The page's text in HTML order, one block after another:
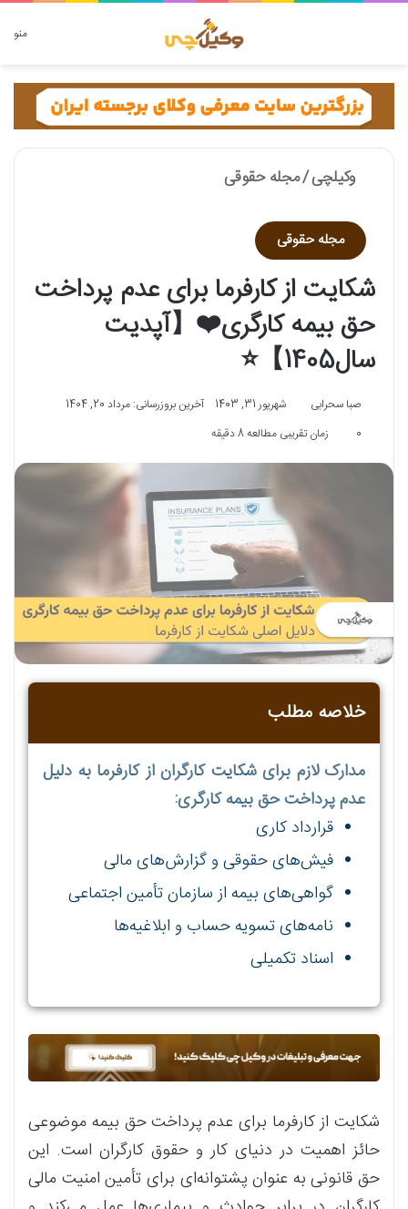
منو دنبال چه چیزی هستید؟
وکیلچی/مجله حقوقی
مجله حقوقی
شکایت از کارفرما برای عدم پرداخت
حق بیمه کارگری❤️【آپدیت
سال1405】⭐
صبا سحرابی شهریور 31, 1403
آخرین بروزرسانی: مرداد 20, 1404
0
زمان تقریبی مطالعه 8 دقیقه
خلاصه مطلب
مدارک لازم برای شکایت کارگران از کارفرما به دلیل
عدم پرداخت حق بیمه کارگری:
قرارداد کاری
فیش‌های حقوقی و گزارش‌های مالی
گواهی‌های بیمه از سازمان تأمین اجتماعی
نامه‌های تسویه حساب و ابلاغیه‌ها
اسناد تکمیلی
شکایت از کارفرما برای عدم پرداخت حق بیمه موضوعی
حائز اهمیت در دنیای کار و حقوق کارگران است. این
حق قانونی به عنوان پشتوانه‌ای برای تأمین امنیت مالی